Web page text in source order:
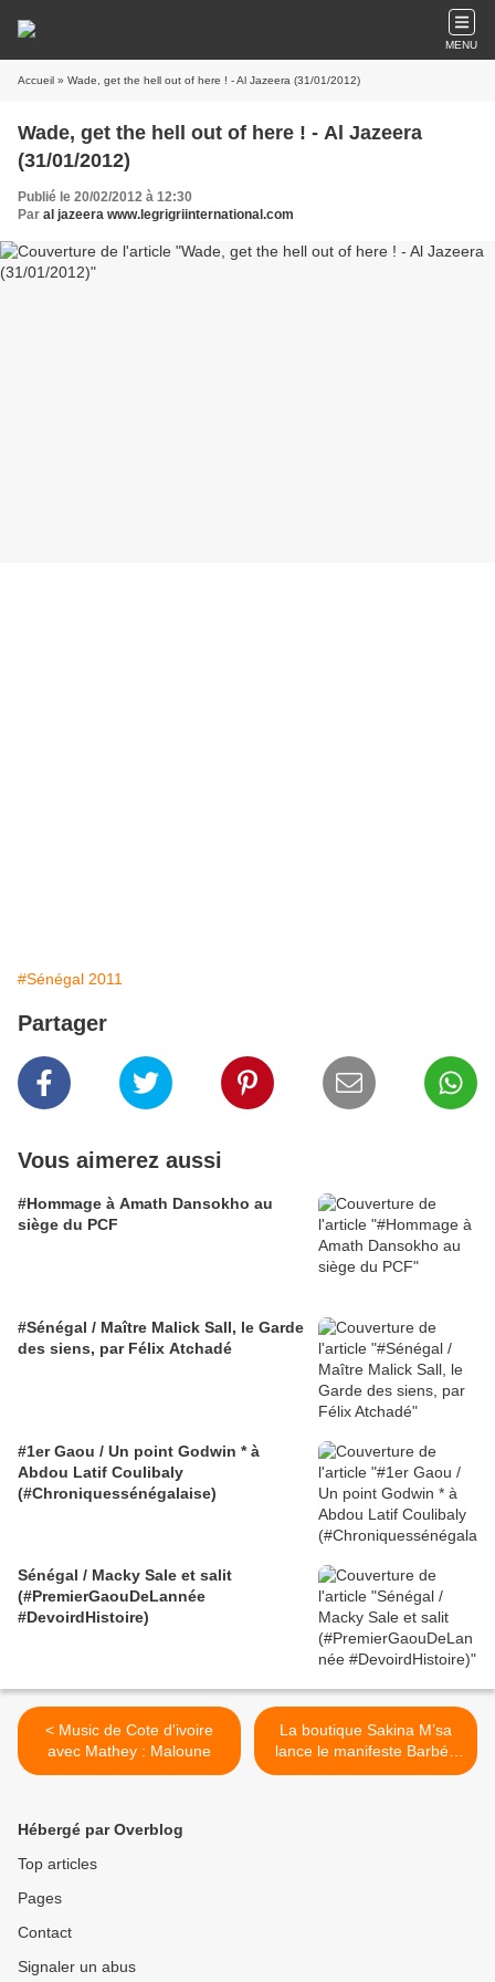
MENU
Accueil » Wade, get the hell out of here ! - Al Jazeera (31/01/2012)
Wade, get the hell out of here ! - Al Jazeera
(31/01/2012)
Publié le 20/02/2012 à 12:30
Par al jazeera www.legrigriinternational.com
#Sénégal 2011
Partager
Vous aimerez aussi
#Hommage à Amath Dansokho au
siège du PCF
#Sénégal / Maître Malick Sall, le Garde
des siens, par Félix Atchadé
#1er Gaou / Un point Godwin * à
Abdou Latif Coulibaly
(#Chroniquessénégalaise)
Sénégal / Macky Sale et salit
(#PremierGaouDeLannée
#DevoirdHistoire)
< Music de Cote d'ivoire
avec Mathey : Maloune
La boutique Sakina M’sa
lance le manifeste Barbés
Millénium >
Hébergé par Overblog
Top articles
Pages
Contact
Signaler un abus